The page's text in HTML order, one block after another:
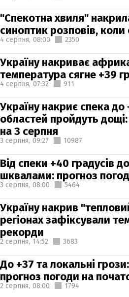
"Спекотна хвиля"
синоптик розповів, коли
4 серпня, 08:00 2350
Україну накриває
температура сягне +39
4 серпня, 07:32 911
Україну накриє спека до
областей пройдуть
на 3 серпня
3 серпня, 09:27 10987
Від спеки +40 градусів
шквалами: прогноз
3 серпня, 08:00 5464
Україну накрив
регіонах зафіксували
рекорди
2 серпня, 14:52 3683
До +37 та локальні
прогноз погоди на
2 серпня, 08:00 1794